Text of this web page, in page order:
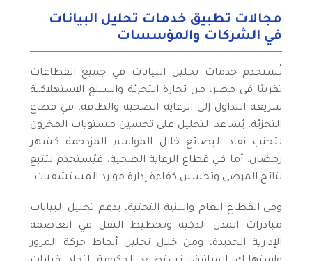
مجالات تطبيق خدمات تحليل البيانات
في الشركات والمؤسسات
تُستخدم خدمات تحليل البيانات في جميع القطاعات
تقريبًا في مصر، من تجارة التجزئة والسلع الاستهلاكية
سريعة التداول إلى الرعاية الصحية والطاقة. في قطاع
التجزئة، يُساعد التحليل على تحسين مستويات المخزون
لتجنب نفاد البضائع خلال المواسم المزدحمة كشهر
رمضان. أما في قطاع الرعاية الصحية، فيُستخدم لتتبع
نتائج المرضى وتحسين كفاءة إدارة موارد المستشفيات.
وفي القطاع العام والبنية التحتية، يدعم تحليل البيانات
مبادرات المدن الذكية وتخطيط النقل في العاصمة
الإدارية الجديدة، ومن خلال تحليل أنماط حركة المرور